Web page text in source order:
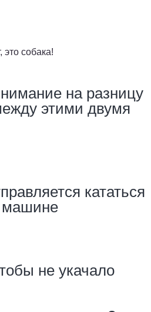
это собака!
на разницу
этими двумя
кататься
машине
не укачало